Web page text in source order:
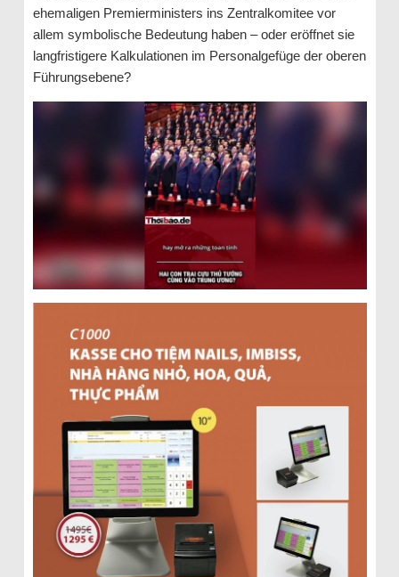
ehemaligen Premierministers ins Zentralkomitee vor
allem symbolische Bedeutung haben – oder eröffnet sie
langfristigere Kalkulationen im Personalgefüge der oberen
Führungsebene?